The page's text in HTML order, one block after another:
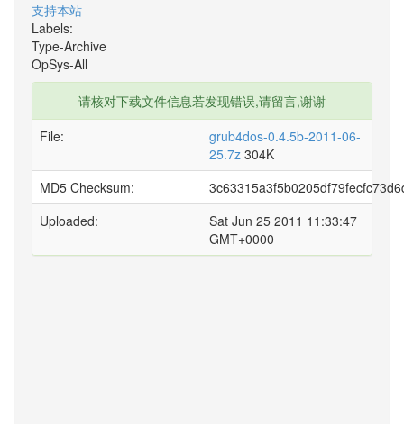
支持本站
Labels:
Type-Archive
OpSys-All
请核对下载文件信息若发现错误,请留言,谢谢
File:
grub4dos-0.4.5b-2011-06-
25.7z 304K
MD5 Checksum:
Uploaded:
Sat Jun 25 2011 11:33:47
GMT+0000